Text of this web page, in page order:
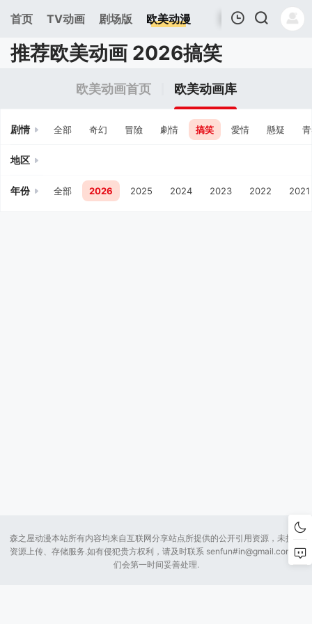
首页 TV动画 剧场版 欧美动漫
我的观影记录
推荐欧美动画 2026搞笑
欧美动画首页 欧美动画库
剧情 全部 奇幻 冒險 劇情 搞笑 愛情 懸疑
地区
年份 全部 2026 2025 2024 2023 2022 2021
森之屋动漫本站所有内容均来自互联网分享站点所提供的公开引用资源，未提供
资源上传、存储服务.如有侵犯贵方权利，请及时联系 senfun#in@gmail.com 我
们会第一时间妥善处理.